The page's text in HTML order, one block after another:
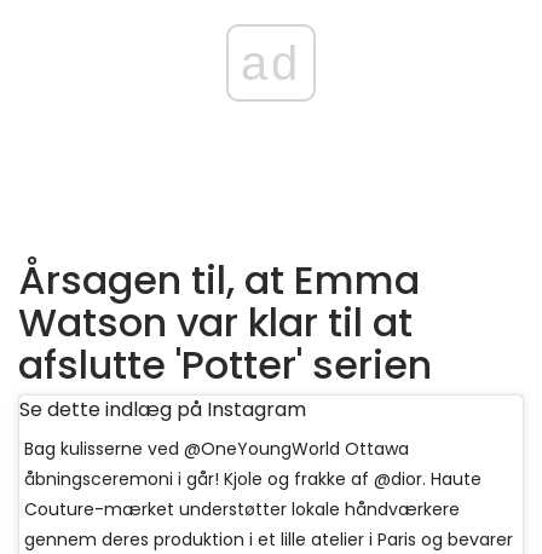
ad
Årsagen til, at Emma
Watson var klar til at
afslutte 'Potter' serien
Se dette indlæg på Instagram
Bag kulisserne ved @OneYoungWorld Ottawa
åbningsceremoni i går! Kjole og frakke af @dior. Haute
Couture-mærket understøtter lokale håndværkere
gennem deres produktion i et lille atelier i Paris og bevarer